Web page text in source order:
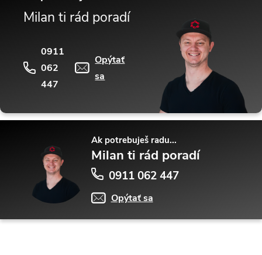
Milan ti rád poradí
0911
062
447
Opýtať
sa
Ak potrebuješ radu...
Milan ti rád poradí
0911 062 447
Opýtať sa